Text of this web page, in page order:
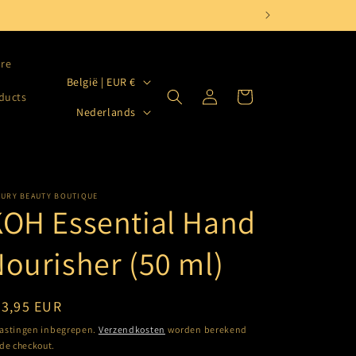
r
e
g
i
o
België | EUR €
Nederlands
InloggenWinkelwagen
BEAUTY BOUTIQUE
Essential Hand
(50 ml)
EUR
inbegrepen. Verzendkosten worden berekend
checkout.